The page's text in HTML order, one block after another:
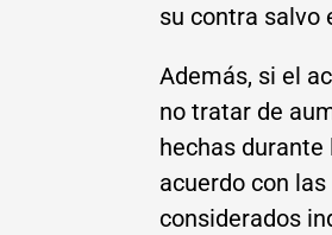
su contra salvo
Además, si el
no tratar de
hechas durante
acuerdo con
considerados